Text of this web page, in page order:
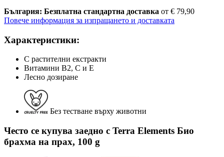
България: Безплатна стандартна доставка от € 79,90
Повече информация за изпращането и доставката
Характеристики:
С растителни екстракти
Витамини B2, C и E
Лесно дозиране
Без тестване върху животни
Често се купува заедно с Terra Elements Био
брахма на прах, 100 g